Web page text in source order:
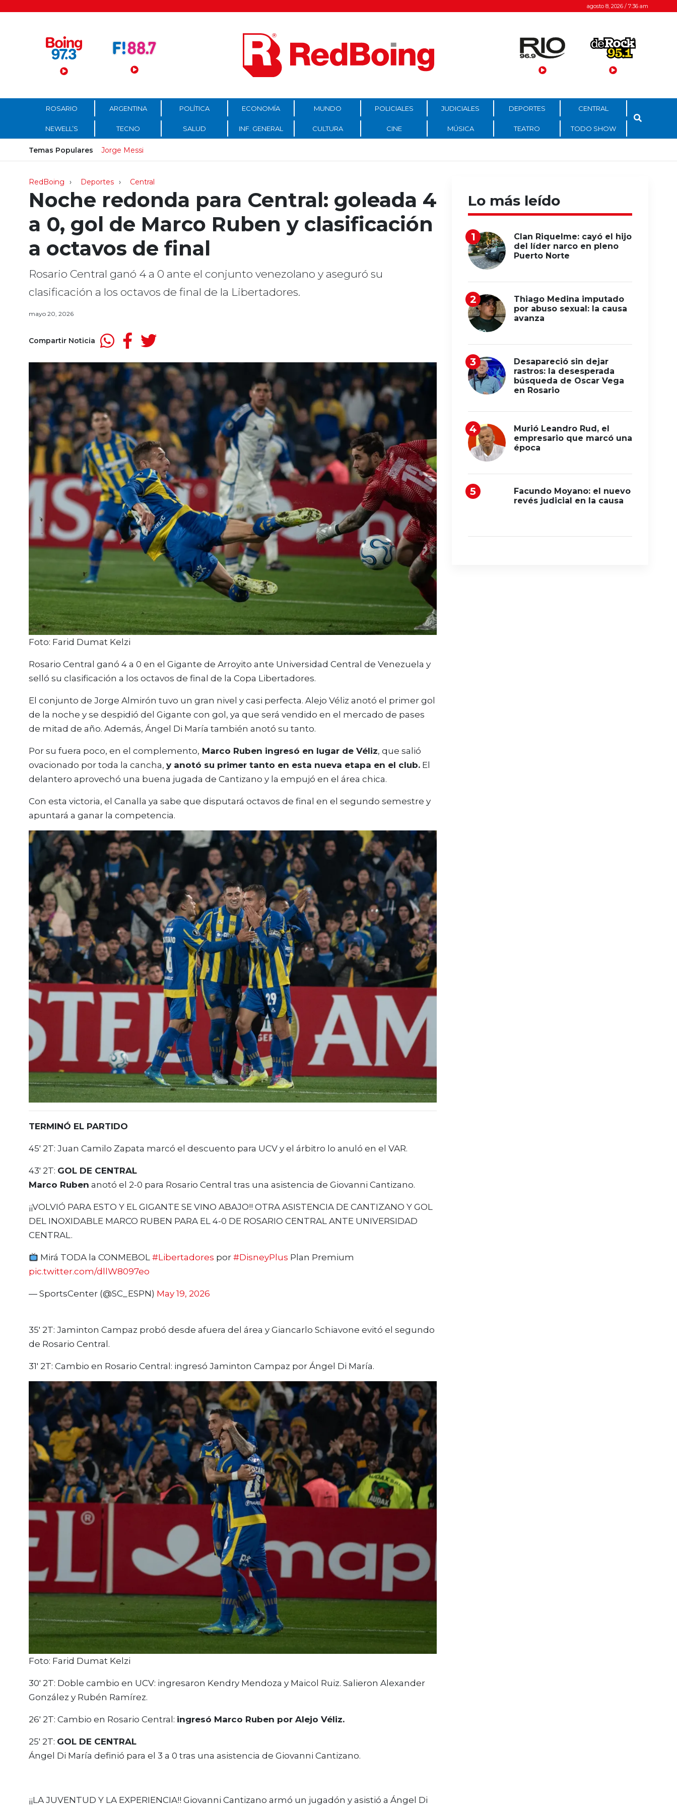
Menú Principal agosto 8, 2026 / 7:36 am
ROSARIO ARGENTINA POLÍTICA ECONOMÍA MUNDO POLICIALES JUDICIALES DEPORTES CENTRAL
NEWELL’S TECNO SALUD INF. GENERAL CULTURA CINE MÚSICA TEATRO TODO SHOW
Temas Populares Jorge Messi
RedBoing Deportes Central
Noche redonda para Central: goleada 4
a 0, gol de Marco Ruben y clasificación
a octavos de final
Rosario Central ganó 4 a 0 ante el conjunto venezolano y aseguró su
clasificación a los octavos de final de la Libertadores.
mayo 20, 2026
Compartir Noticia
Foto: Farid Dumat Kelzi
Rosario Central ganó 4 a 0 en el Gigante de Arroyito ante Universidad Central de Venezuela y
selló su clasificación a los octavos de final de la Copa Libertadores.
El conjunto de Jorge Almirón tuvo un gran nivel y casi perfecta. Alejo Véliz anotó el primer gol
de la noche y se despidió del Gigante con gol, ya que será vendido en el mercado de pases
de mitad de año. Además, Ángel Di María también anotó su tanto.
Por su fuera poco, en el complemento, Marco Ruben ingresó en lugar de Véliz, que salió
ovacionado por toda la cancha, y anotó su primer tanto en esta nueva etapa en el club. El
delantero aprovechó una buena jugada de Cantizano y la empujó en el área chica.
Con esta victoria, el Canalla ya sabe que disputará octavos de final en el segundo semestre y
apuntará a ganar la competencia.
TERMINÓ EL PARTIDO
45′ 2T: Juan Camilo Zapata marcó el descuento para UCV y el árbitro lo anuló en el VAR.
43′ 2T: GOL DE CENTRAL
Marco Ruben anotó el 2-0 para Rosario Central tras una asistencia de Giovanni Cantizano.
¡¡VOLVIÓ PARA ESTO Y EL GIGANTE SE VINO ABAJO!! OTRA ASISTENCIA DE CANTIZANO Y GOL
DEL INOXIDABLE MARCO RUBEN PARA EL 4-0 DE ROSARIO CENTRAL ANTE UNIVERSIDAD
CENTRAL.
Mirá TODA la CONMEBOL#Libertadores por#DisneyPlus Plan Premium
pic.twitter.com/dllW8097eo
— SportsCenter (@SC_ESPN) May 19, 2026
35′ 2T: Jaminton Campaz probó desde afuera del área y Giancarlo Schiavone evitó el segundo
de Rosario Central.
31′ 2T: Cambio en Rosario Central: ingresó Jaminton Campaz por Ángel Di María.
Foto: Farid Dumat Kelzi
30′ 2T: Doble cambio en UCV: ingresaron Kendry Mendoza y Maicol Ruiz. Salieron Alexander
González y Rubén Ramírez.
26′ 2T: Cambio en Rosario Central: ingresó Marco Ruben por Alejo Véliz.
25′ 2T: GOL DE CENTRAL
Ángel Di María definió para el 3 a 0 tras una asistencia de Giovanni Cantizano.
¡¡LA JUVENTUD Y LA EXPERIENCIA!! Giovanni Cantizano armó un jugadón y asistió a Ángel Di
Lo más leído
Clan Riquelme: cayó el hijo
del líder narco en pleno
Puerto Norte
Thiago Medina imputado
por abuso sexual: la causa
avanza
Desapareció sin dejar
rastros: la desesperada
búsqueda de Oscar Vega
en Rosario
Murió Leandro Rud, el
empresario que marcó una
época
Facundo Moyano: el nuevo
revés judicial en la causa